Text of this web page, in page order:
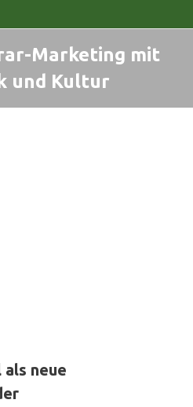
Marketing mit
und Kultur
Sie befinden sich hier:
neue